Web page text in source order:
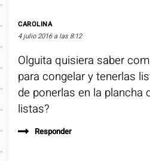
CAROLINA
4 julio 2016 a las 8:12
Olguita quisiera saber
para congelar y tenerlas
de ponerlas en la plancha
listas?
Responder